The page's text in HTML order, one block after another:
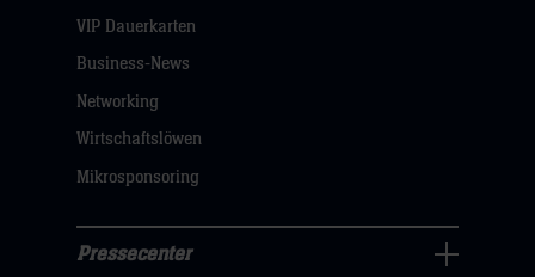
dann
klicken
VIP Dauerkarten
Business-News
Networking
Wirtschaftslöwen
Mikrosponsoring
Pressecenter